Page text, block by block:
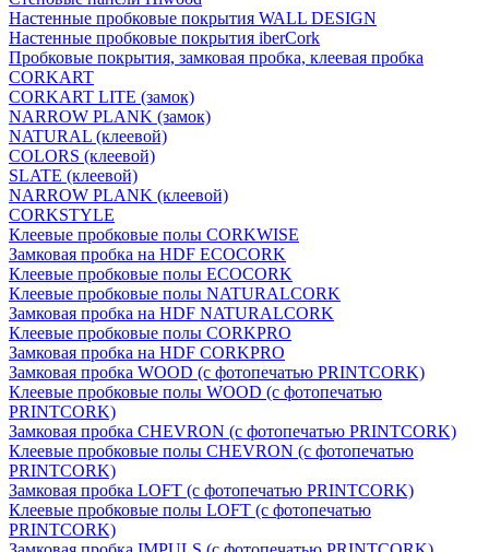
Настенные пробковые покрытия WALL DESIGN
Настенные пробковые покрытия iberCork
Пробковые покрытия, замковая пробка, клеевая пробка
CORKART
CORKART LITE (замок)
NARROW PLANK (замок)
NATURAL (клеевой)
COLORS (клеевой)
SLATE (клеевой)
NARROW PLANK (клеевой)
CORKSTYLE
Клеевые пробковые полы CORKWISE
Замковая пробка на HDF ECOCORK
Клеевые пробковые полы ECOCORK
Клеевые пробковые полы NATURALCORK
Замковая пробка на HDF NATURALCORK
Клеевые пробковые полы CORKPRO
Замковая пробка на HDF CORKPRO
Замковая пробка WOOD (с фотопечатью PRINTCORK)
Клеевые пробковые полы WOOD (с фотопечатью
PRINTCORK)
Замковая пробка CHEVRON (с фотопечатью PRINTCORK)
Клеевые пробковые полы CHEVRON (с фотопечатью
PRINTCORK)
Замковая пробка LOFT (с фотопечатью PRINTCORK)
Клеевые пробковые полы LOFT (с фотопечатью
PRINTCORK)